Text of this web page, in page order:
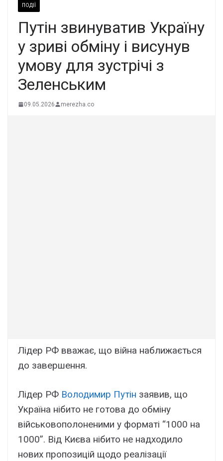
ПОДІЇ
Путін звинуватив Україну
у зриві обміну і висунув
умову для зустрічі з
Зеленським
09.05.2026 merezha.co
Лідер РФ вважає, що війна наближається
до завершення.
Лідер РФ Володимир Путін заявив, що
Україна нібито не готова до обміну
військовополоненими у форматі “1000 на
1000”. Від Києва нібито не надходило
нових пропозицій щодо реалізації